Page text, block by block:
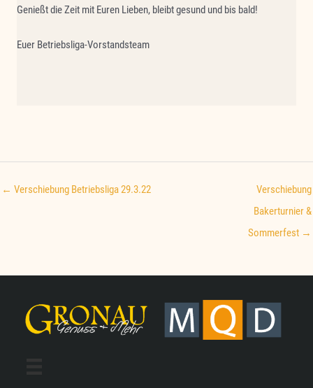
Genießt die Zeit mit Euren Lieben, bleibt gesund und bis bald!
Euer Betriebsliga-Vorstandsteam
← Verschiebung Betriebsliga 29.3.22
Verschiebung
Bakerturnier &
Sommerfest →